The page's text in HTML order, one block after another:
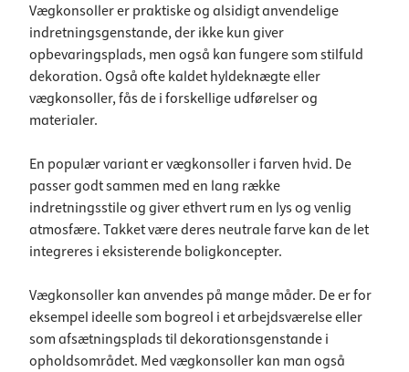
Vægkonsoller er praktiske og alsidigt anvendelige
indretningsgenstande, der ikke kun giver
opbevaringsplads, men også kan fungere som stilfuld
dekoration. Også ofte kaldet hyldeknægte eller
vægkonsoller, fås de i forskellige udførelser og
materialer.
En populær variant er vægkonsoller i farven hvid. De
passer godt sammen med en lang række
indretningsstile og giver ethvert rum en lys og venlig
atmosfære. Takket være deres neutrale farve kan de let
integreres i eksisterende boligkoncepter.
Vægkonsoller kan anvendes på mange måder. De er for
eksempel ideelle som bogreol i et arbejdsværelse eller
som afsætningsplads til dekorationsgenstande i
opholdsområdet. Med vægkonsoller kan man også